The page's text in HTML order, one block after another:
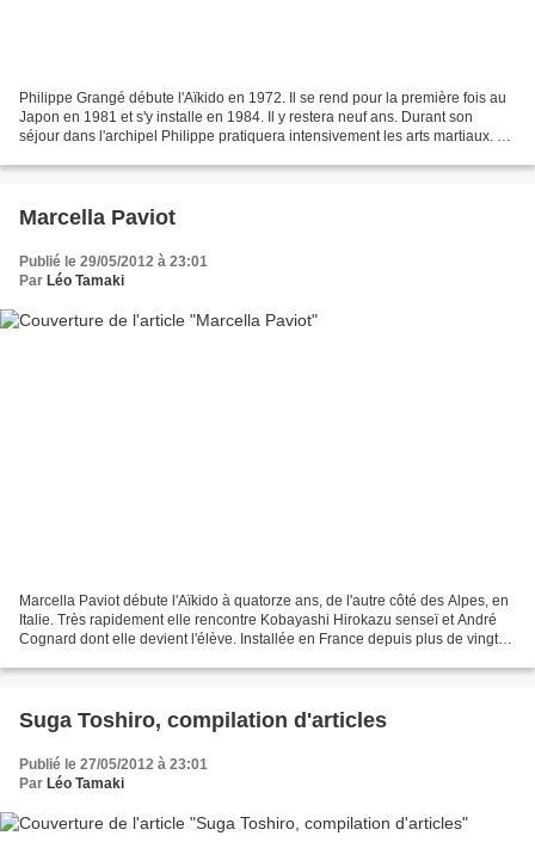
Philippe Grangé débute l'Aïkido en 1972. Il se rend pour la première fois au
Japon en 1981 et s'y installe en 1984. Il y restera neuf ans. Durant son
séjour dans l'archipel Philippe pratiquera intensivement les arts martiaux. A
Marcella Paviot
Publié le 29/05/2012 à 23:01
Par Léo Tamaki
Marcella Paviot débute l'Aïkido à quatorze ans, de l'autre côté des Alpes, en
Italie. Très rapidement elle rencontre Kobayashi Hirokazu senseï et André
Cognard dont elle devient l'élève. Installée en France depuis plus de vingt-
Suga Toshiro, compilation d'articles
Publié le 27/05/2012 à 23:01
Par Léo Tamaki